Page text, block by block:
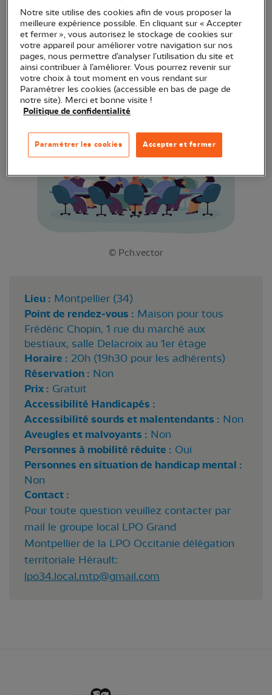
Le groupe localLPO Grand Montpellierde la LPO
Occitanie délégation territoriale Hérault, vous
convie à une rencontre sur le thème "Oiseaux des
parcs et jardins" présenté par André, bénévole à la
LPO Occitanie DT Hérault. Une bonne occasion de
se réunir et d'échanger dans la bonne humeur.
© Pch.vector
Lieu : Montpellier (34)
Point de rendez-vous : Maison pour tous
Frédéric Chopin, 1 rue du marché aux
bestiaux, salle Delacroix au 1er étage
Horaire : 20h (19h30 pour les adhérents)
Réservation : Non
Prix : Gratuit
Accessibilité Handicapés :
Accessibilité sourds et malentendants : Non
Aveugles et malvoyants : Non
Personnes à mobilité réduite : Oui
Personnes en situation de handicap mental :
Non
Contact :
Pour toute question veuillez contacter par
mail le groupe local LPO Grand
Montpellier de la LPO Occitanie délégation
territoriale Hérault:
lpo34.local.mtp@gmail.com
Notre site utilise des cookies afin de vous proposer la
meilleure expérience possible. En cliquant sur « Accepter
et fermer », vous autorisez le stockage de cookies sur
votre appareil pour améliorer votre navigation sur nos
pages, nous permettre d’analyser l’utilisation du site et
ainsi contribuer à l’améliorer. Vous pourrez revenir sur
votre choix à tout moment en vous rendant sur
Paramétrer les cookies (accessible en bas de page de
notre site). Merci et bonne visite !
Politique de confidentialité
Accepter et fermer
Paramétrer les cookies